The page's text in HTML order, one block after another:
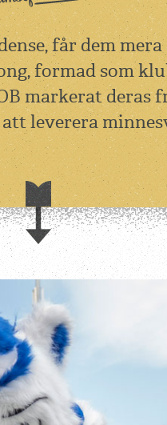
får dem
formad som
markerat
leverera